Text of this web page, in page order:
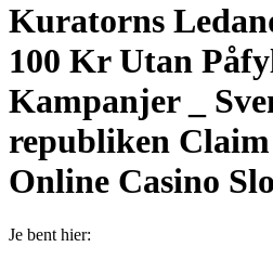
Kuratorns
100 Kr Utan
Kampanjer _
republiken
Online Casino
Je bent hier: